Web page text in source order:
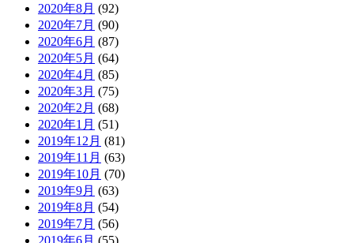
2020年8月 (92)
2020年7月 (90)
2020年6月 (87)
2020年5月 (64)
2020年4月 (85)
2020年3月 (75)
2020年2月 (68)
2020年1月 (51)
2019年12月 (81)
2019年11月 (63)
2019年10月 (70)
2019年9月 (63)
2019年8月 (54)
2019年7月 (56)